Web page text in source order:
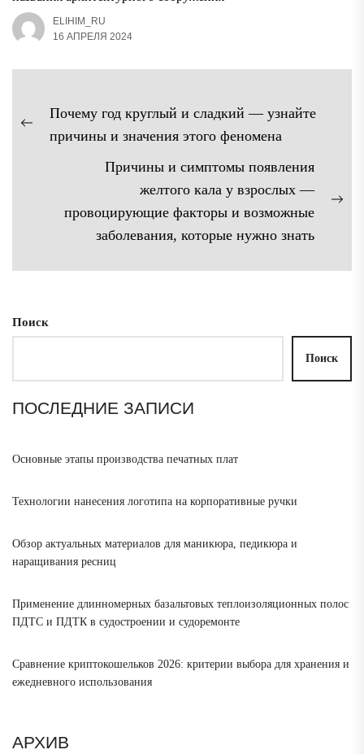
ELIHIM_RU
16 АПРЕЛЯ 2024
Навигация
поПредыдущая
Почему год круглый и сладкий — узнайте
причины и значения этого феномена
Причины и симптомы появления
желтого кала у взрослых —
провоцирующие факторы и возможные
заболевания, которые нужно знать
Поиск
Поиск
ПОСЛЕДНИЕ ЗАПИСИ
Основные этапы производства печатных плат
Технологии нанесения логотипа на корпоративные ручки
Обзор актуальных материалов для маникюра, педикюра и
наращивания ресниц
Применение длинномерных базальтовых теплоизоляционных полос
ПДТС и ПДТК в судостроении и судоремонте
Сравнение криптокошельков 2026: критерии выбора для хранения и
ежедневного использования
АРХИВ